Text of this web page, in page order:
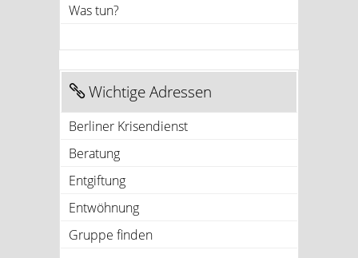
Was tun?
Wichtige Adressen
Berliner Krisendienst
Beratung
Entgiftung
Entwöhnung
Gruppe finden